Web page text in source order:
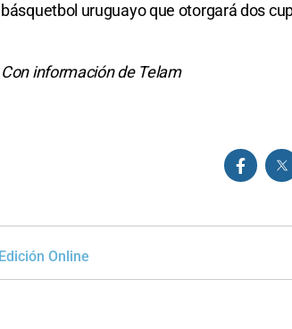
básquetbol uruguayo que otorgará dos
Con información de Telam
Edición Online